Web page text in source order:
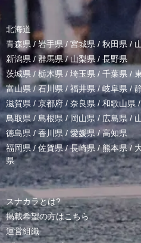
北海道
青森県 / 岩手県/ 宮城県 / 秋田県 /
新潟県 /群馬県/山梨県 / 長野県
茨城県 / 栃木県 / 埼玉県 / 千葉県 /
富山県 /石川県/福井県/岐阜県 /
滋賀県 / 京都府 / 奈良県 / 和歌山県/
鳥取県/ 島根県 /岡山県/ 広島県 /
徳島県 /香川県 / 愛媛県/高知県
福岡県/佐賀県/長崎県 /熊本県/
県
スナカラとは?
掲載希望の方はこちら
運営組織